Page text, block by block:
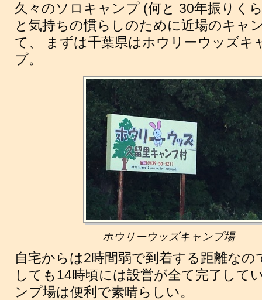
久々のソロキャンプ (何と 30年振りく
と気持ちの慣らしのために近場のキャ
て、 まずは千葉県はホウリーウッズキ
プ。
ホウリーウッズキャンプ場
自宅からは2時間弱で到着する距離な
しても14時頃には設営が全て完了して
ンプ場は便利で素晴らしい。